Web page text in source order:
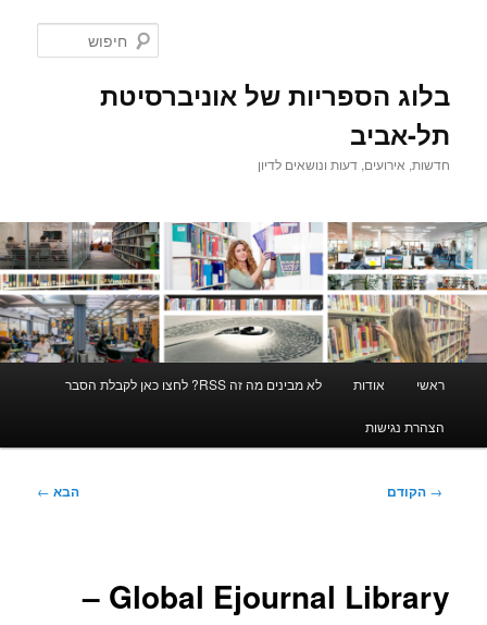
בלוג הספריות של אוניברסיטת
תל-אביב
חדשות, אירועים, דעות ונושאים לדיון
ראשי אודות לא מבינים מה זה RSS? לחצו כאן לקבלת הסבר
הצהרת נגישות
ניווט
→ הקודם הבא ←
Global Ejournal Library –